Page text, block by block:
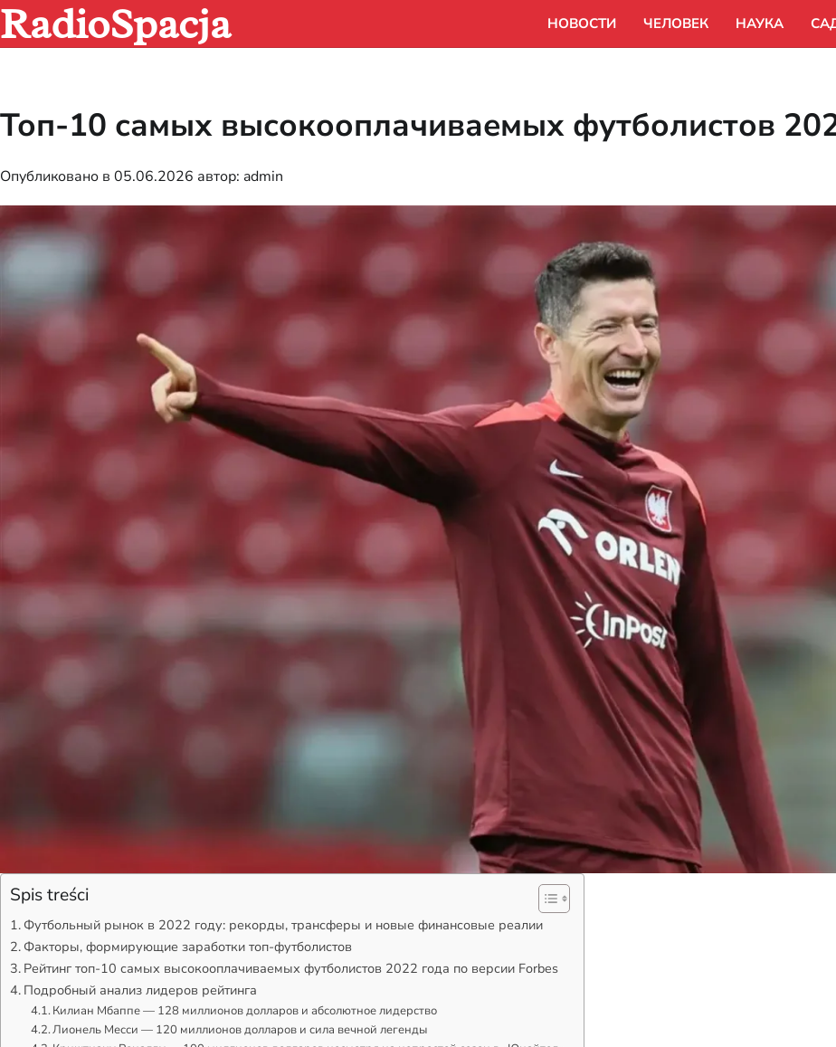
Перейти
к
содержимому
RadioSpacja НОВОСТИ ЧЕЛОВЕК НАУКА
Топ-10 самых высокооплачиваемых футболистов
Опубликовано в 05.06.2026 автор: admin
Spis treści
Футбольный рынок в 2022 году: рекорды, трансферы и новые финансовые реалии
Факторы, формирующие заработки топ-футболистов
Рейтинг топ-10 самых высокооплачиваемых футболистов 2022 года по версии Forbes
Подробный анализ лидеров рейтинга
Килиан Мбаппе — 128 миллионов долларов и абсолютное лидерство
Лионель Месси — 120 миллионов долларов и сила вечной легенды